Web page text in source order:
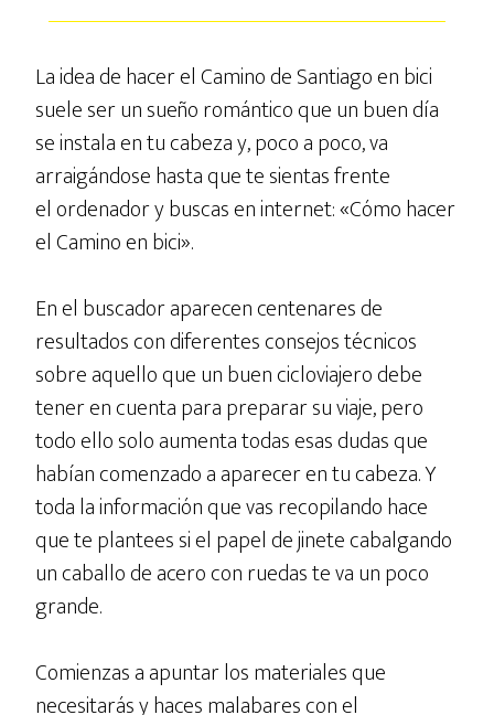
La idea de hacer el Camino de Santiago en bici
suele ser un sueño romántico que un buen día
se instala en tu cabeza y, poco a poco, va
arraigándose hasta que te sientas frente
el ordenador y buscas en internet: «Cómo hacer
el Camino en bici».
En el buscador aparecen centenares de
resultados con diferentes consejos técnicos
sobre aquello que un buen cicloviajero debe
tener en cuenta para preparar su viaje, pero
todo ello solo aumenta todas esas dudas que
habían comenzado a aparecer en tu cabeza. Y
toda la información que vas recopilando hace
que te plantees si el papel de jinete cabalgando
un caballo de acero con ruedas te va un poco
grande.
Comienzas a apuntar los materiales que
necesitarás y haces malabares con el